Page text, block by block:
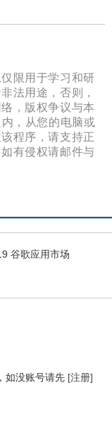
限用于学习和研
法用途，否则，
，版权争议与本
，从您的电脑或
程序，请支持正
有侵权请邮件与
谷歌应用市场
，如没账号请先 [注册]